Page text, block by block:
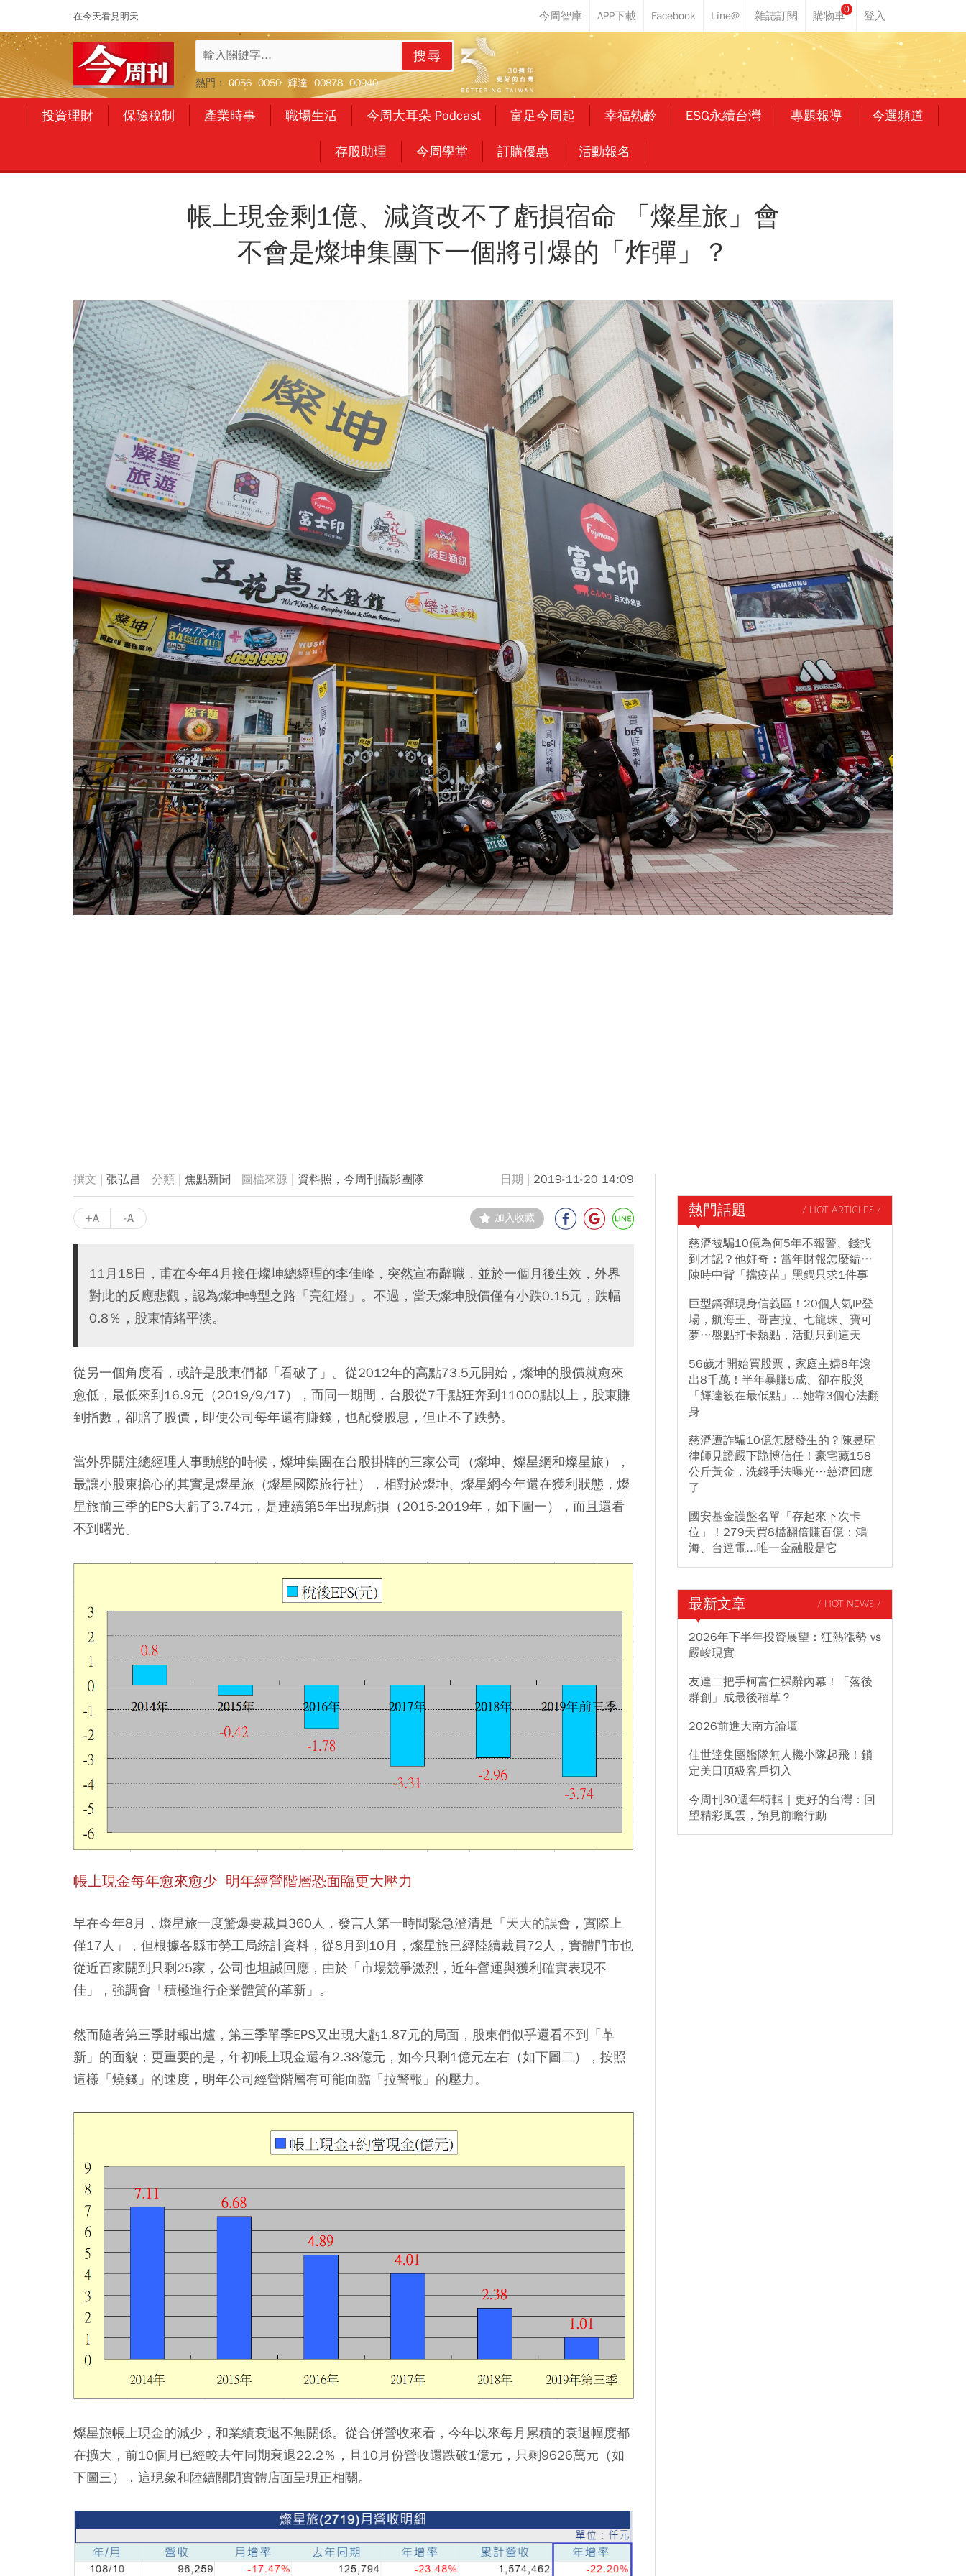
在今天看見明天
0
搜尋
熱門： 0056 0050 輝達 00878 00940
投資理財 保險稅制 產業時事 職場生活 今周大耳朵 Podcast 富足今周起 幸福熟齡 ESG永續台灣 專題報導 今選頻道
存股助理 今周學堂 訂購優惠 活動報名
帳上現金剩1億、減資改不了虧損宿命 「燦星旅」會
不會是燦坤集團下一個將引爆的「炸彈」？
張弘昌 焦點新聞 資料照，今周刊攝影團隊 2019-11-20 14:09
+A -A 加入收藏
11月18日，甫在今年4月接任燦坤總經理的李佳峰，突然宣布辭職，並於一個月後生效，外界
對此的反應悲觀，認為燦坤轉型之路「亮紅燈」。不過，當天燦坤股價僅有小跌0.15元，跌幅
0.8％，股東情緒平淡。
從另一個角度看，或許是股東們都「看破了」。從2012年的高點73.5元開始，燦坤的股價就愈來
愈低，最低來到16.9元（2019/9/17），而同一期間，台股從7千點狂奔到11000點以上，股東賺
到指數，卻賠了股價，即使公司每年還有賺錢，也配發股息，但止不了跌勢。
當外界關注總經理人事動態的時候，燦坤集團在台股掛牌的三家公司（燦坤、燦星網和燦星旅），
最讓小股東擔心的其實是燦星旅（燦星國際旅行社），相對於燦坤、燦星網今年還在獲利狀態，燦
星旅前三季的EPS大虧了3.74元，是連續第5年出現虧損（2015-2019年，如下圖一），而且還看
不到曙光。
帳上現金每年愈來愈少 明年經營階層恐面臨更大壓力
早在今年8月，燦星旅一度驚爆要裁員360人，發言人第一時間緊急澄清是「天大的誤會，實際上
僅17人」，但根據各縣市勞工局統計資料，從8月到10月，燦星旅已經陸續裁員72人，實體門市也
從近百家關到只剩25家，公司也坦誠回應，由於「市場競爭激烈，近年營運與獲利確實表現不
佳」，強調會「積極進行企業體質的革新」。
然而隨著第三季財報出爐，第三季單季EPS又出現大虧1.87元的局面，股東們似乎還看不到「革
新」的面貌；更重要的是，年初帳上現金還有2.38億元，如今只剩1億元左右（如下圖二），按照
這樣「燒錢」的速度，明年公司經營階層有可能面臨「拉警報」的壓力。
燦星旅帳上現金的減少，和業績衰退不無關係。從合併營收來看，今年以來每月累積的衰退幅度都
在擴大，前10個月已經較去年同期衰退22.2％，且10月份營收還跌破1億元，只剩9626萬元（如
下圖三），這現象和陸續關閉實體店面呈現正相關。
熱門話題 / HOT ARTICLES /
慈濟被騙10億為何5年不報警、錢找
到才認？他好奇：當年財報怎麼編…
陳時中背「擋疫苗」黑鍋只求1件事
巨型鋼彈現身信義區！20個人氣IP登
場，航海王、哥吉拉、七龍珠、寶可
夢…盤點打卡熱點，活動只到這天
56歲才開始買股票，家庭主婦8年滾
出8千萬！半年暴賺5成、卻在股災
「輝達殺在最低點」...她靠3個心法翻
身
慈濟遭詐騙10億怎麼發生的？陳昱瑄
律師見證嚴下跪博信任！豪宅藏158
公斤黃金，洗錢手法曝光…慈濟回應
了
國安基金護盤名單「存起來下次卡
位」！279天買8檔翻倍賺百億：鴻
海、台達電...唯一金融股是它
最新文章 / HOT NEWS /
2026年下半年投資展望：狂熱漲勢 vs
嚴峻現實
友達二把手柯富仁裸辭內幕！「落後
群創」成最後稻草？
2026前進大南方論壇
佳世達集團艦隊無人機小隊起飛！鎖
定美日頂級客戶切入
今周刊30週年特輯｜更好的台灣：回
望精彩風雲，預見前瞻行動